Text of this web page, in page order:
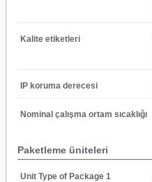
Kalite etiketleri
IP koruma derecesi
Nominal çalışma ortam sıcaklığı
Paketleme üniteleri
Unit Type of Package 1